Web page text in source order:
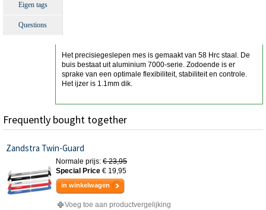
Eigen tags
Questions
Het precisiegeslepen mes is gemaakt van 58 Hrc staal. De
buis bestaat uit aluminium 7000-serie. Zodoende is er
sprake van een optimale flexibiliteit, stabiliteit en controle.
Het ijzer is 1.1mm dik.
Frequently bought together
Zandstra Twin-Guard
Normale prijs: € 23,95
Special Price € 19,95
in winkelwagen
Voeg toe aan productvergelijking